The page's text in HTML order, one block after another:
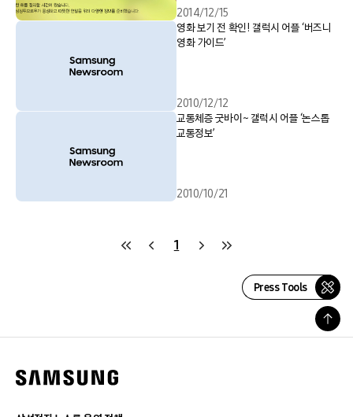
2014/12/15
영화 보기 전 확인! 갤럭시 어플 ‘버즈니
영화 가이드’
2010/12/12
교통체증 굿바이~ 갤럭시 어플 ‘논스톱
교통정보’
2010/10/21
1
Press Tools